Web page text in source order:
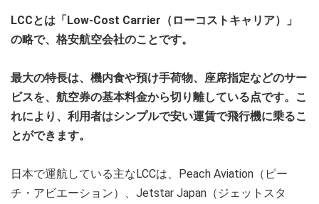
LCCとは「Low-Cost Carrier（ローコストキャリア）」
の略で、格安航空会社のことです。
最大の特長は、機内食や預け手荷物、座席指定などのサー
ビスを、航空券の基本料金から切り離している点です。こ
れにより、利用者はシンプルで安い運賃で飛行機に乗るこ
とができます。
日本で運航している主なLCCは、Peach Aviation（ピー
チ・アビエーション）、Jetstar Japan（ジェットスタ